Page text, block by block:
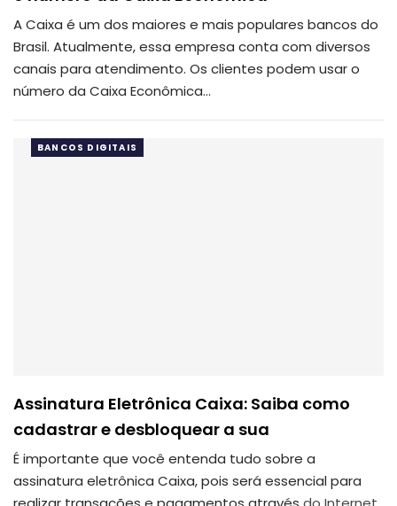
A Caixa é um dos maiores e mais populares bancos do
Brasil. Atualmente, essa empresa conta com diversos
canais para atendimento. Os clientes podem usar o
número da Caixa Econômica…
BANCOS DIGITAIS
Assinatura Eletrônica Caixa: Saiba como
cadastrar e desbloquear a sua
É importante que você entenda tudo sobre a
assinatura eletrônica Caixa, pois será essencial para